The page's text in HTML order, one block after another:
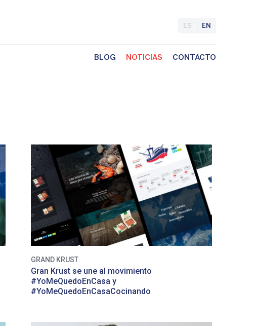
BLOG NOTICIAS CONTACTO
ES EN
GRAND KRUST
Gran Krust se une al movimiento
#YoMeQuedoEnCasa y
#YoMeQuedoEnCasaCocinando